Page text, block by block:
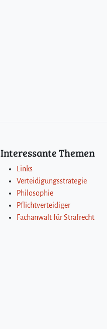
Interessante Themen
Links
Verteidigungsstrategie
Philosophie
Pflichtverteidiger
Fachanwalt für Strafrecht